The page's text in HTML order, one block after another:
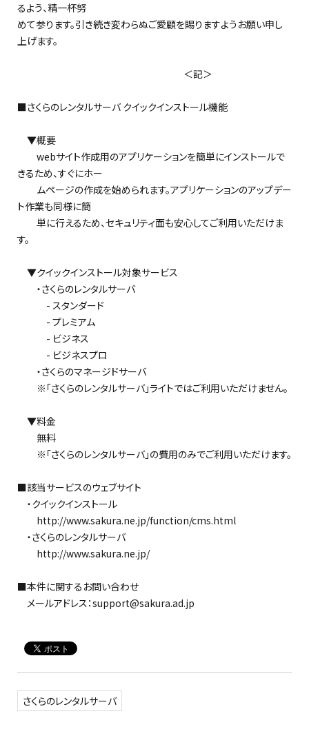
るよう、精一杯努
めて参ります。引き続き変わらぬご愛顧を賜りますようお願い申し
上げます。
＜記＞
■さくらのレンタルサーバ クイックインストール機能
▼概要
webサイト作成用のアプリケーションを簡単にインストールで
きるため、すぐにホー
ムページの作成を始められます。アプリケーションのアップデー
ト作業も同様に簡
単に行えるため、セキュリティ面も安心してご利用いただけま
す。
▼クイックインストール対象サービス
・さくらのレンタルサーバ
- スタンダード
- プレミアム
- ビジネス
- ビジネスプロ
・さくらのマネージドサーバ
※「さくらのレンタルサーバ」ライトではご利用いただけません。
▼料金
無料
※「さくらのレンタルサーバ」の費用のみでご利用いただけます。
■該当サービスのウェブサイト
・クイックインストール
http://www.sakura.ne.jp/function/cms.html
・さくらのレンタルサーバ
http://www.sakura.ne.jp/
■本件に関するお問い合わせ
メールアドレス：support@sakura.ad.jp
さくらのレンタルサーバ